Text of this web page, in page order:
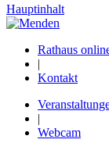
Hauptinhalt
Rathaus
|
Kontakt
|
Webcam